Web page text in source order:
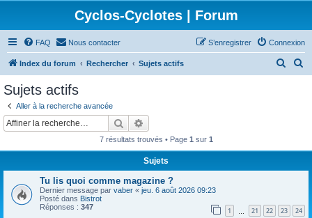
Cyclos-Cyclotes | Forum
FAQ Nous contacter Connexion
S’enregistrer
Index du forum Rechercher Sujets actifs
r
Sujets actifs
Aller à la recherche avancée
Rechercher
7 résultats trouvés • Page 1 sur 1
Sujets
Tu lis quoi comme magazine ?
Dernier message par vaber « jeu. 6 août 2026 09:23
Posté dans Bistrot
Réponses : 347 1 21 22 23 24